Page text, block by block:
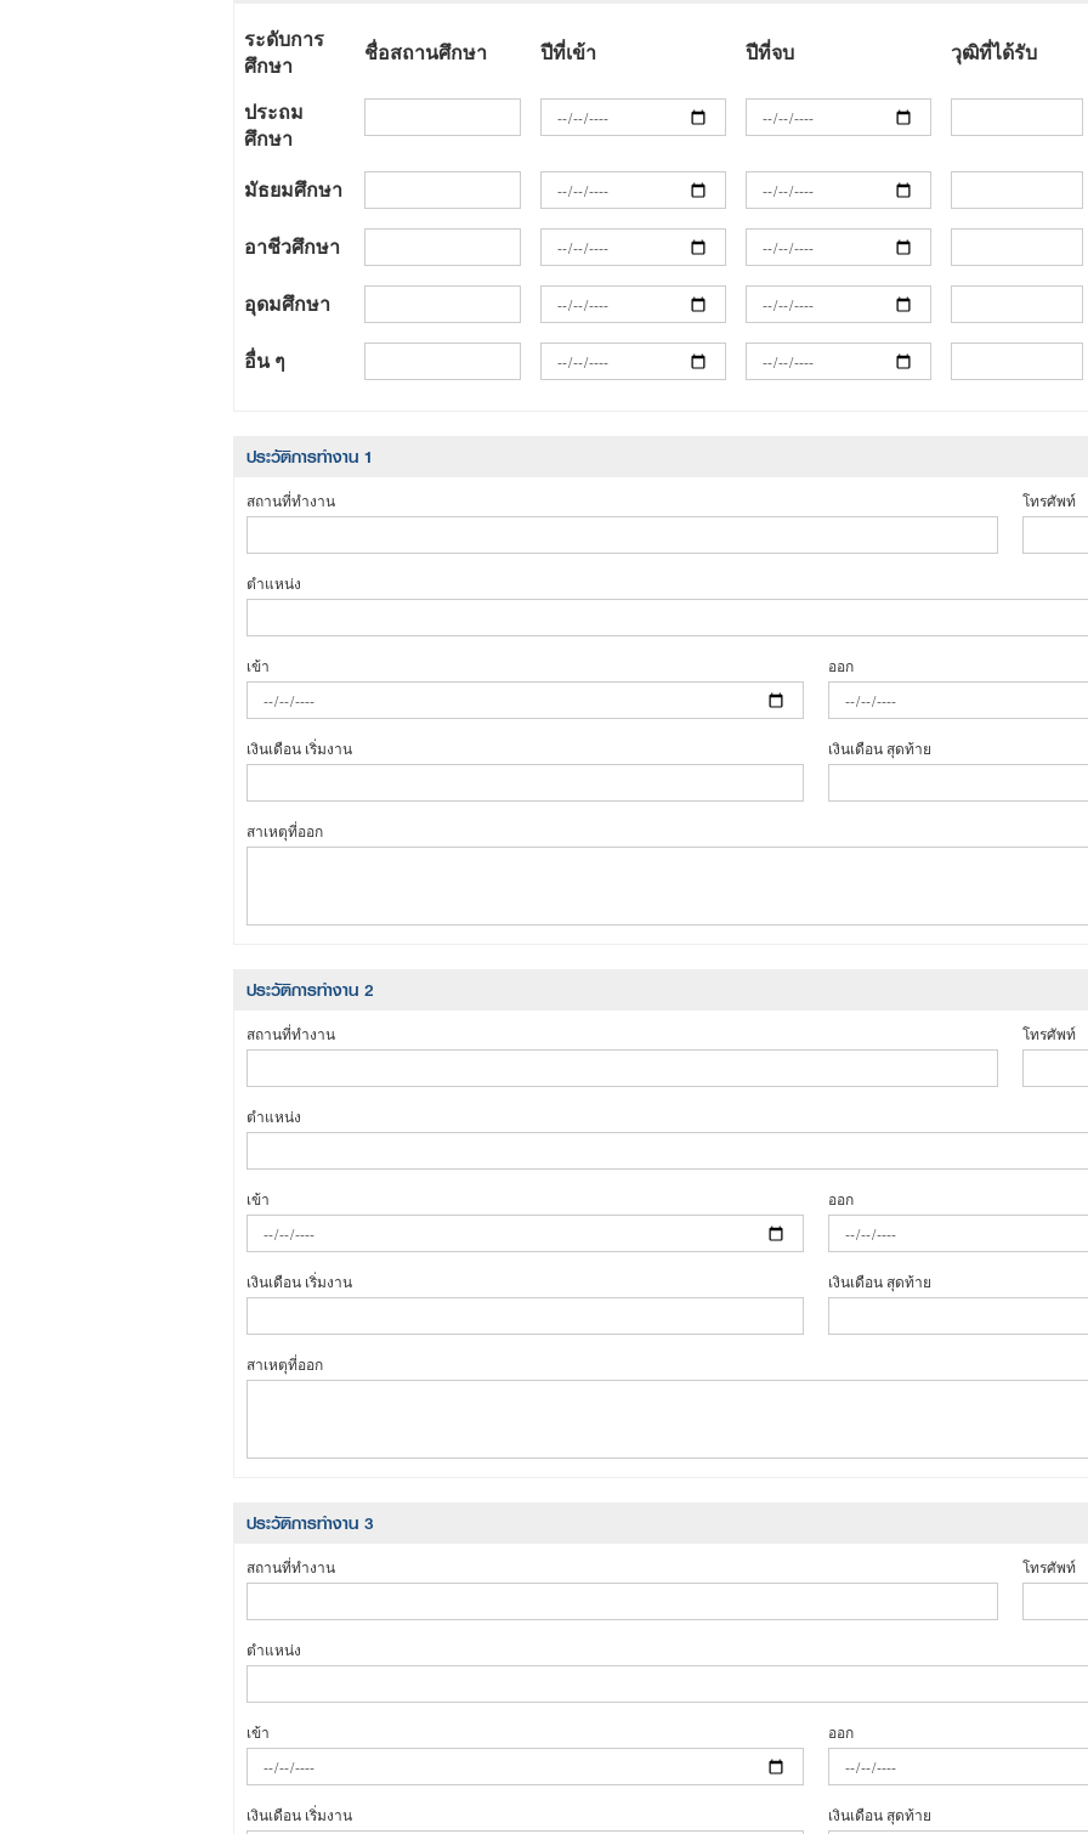
ระดับการ
ศึกษา
ชื่อสถานศึกษา ปีที่เข้า ปีที่จบ วุฒิที่ได้รับ
ประถม
ศึกษา
มัธยมศึกษา
อาชีวศึกษา
อุดมศึกษา
อื่น ๆ
ประวัติการทำงาน 1
สถานที่ทำงาน โทรศัพท์
ตำแหน่ง
เข้า ออก
เงินเดือน เริ่มงาน เงินเดือน สุดท้าย
สาเหตุที่ออก
ประวัติการทำงาน 2
สถานที่ทำงาน โทรศัพท์
ตำแหน่ง
เข้า ออก
เงินเดือน เริ่มงาน เงินเดือน สุดท้าย
สาเหตุที่ออก
ประวัติการทำงาน 3
สถานที่ทำงาน โทรศัพท์
ตำแหน่ง
เข้า ออก
เงินเดือน เริ่มงาน เงินเดือน สุดท้าย